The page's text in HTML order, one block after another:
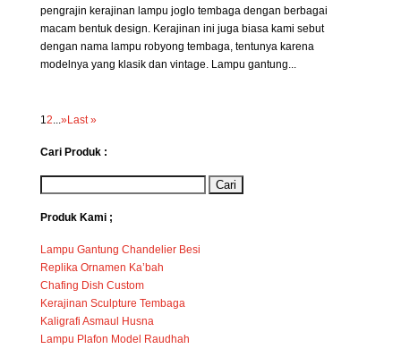
pengrajin kerajinan lampu joglo tembaga dengan berbagai
macam bentuk design. Kerajinan ini juga biasa kami sebut
dengan nama lampu robyong tembaga, tentunya karena
modelnya yang klasik dan vintage. Lampu gantung...
12...»Last »
Cari Produk :
Produk Kami ;
Lampu Gantung Chandelier Besi
Replika Ornamen Ka’bah
Chafing Dish Custom
Kerajinan Sculpture Tembaga
Kaligrafi Asmaul Husna
Lampu Plafon Model Raudhah